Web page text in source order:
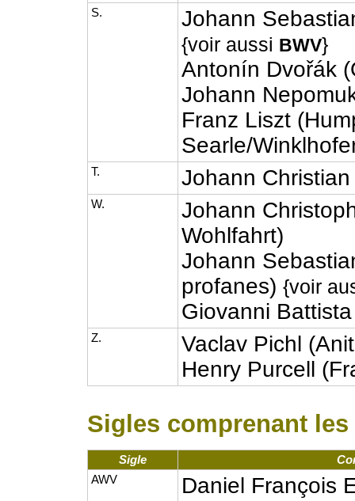
S. Johann
{voir aussi BWV}
Antonín Dvořák
Johann
Franz Liszt
Searle/
T. Johann
W.
Johann
Wohlfahrt)
Johann
profanes){voir
Giovanni
Z.
Vaclav Pichl
Henry Purcell
Sigles comprenant les
Sigle
AWV
Daniel François